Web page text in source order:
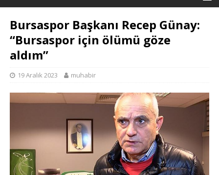
Bursaspor Başkanı Recep Günay:
“Bursaspor için ölümü göze
aldım”
19 Aralık 2023 muhabir